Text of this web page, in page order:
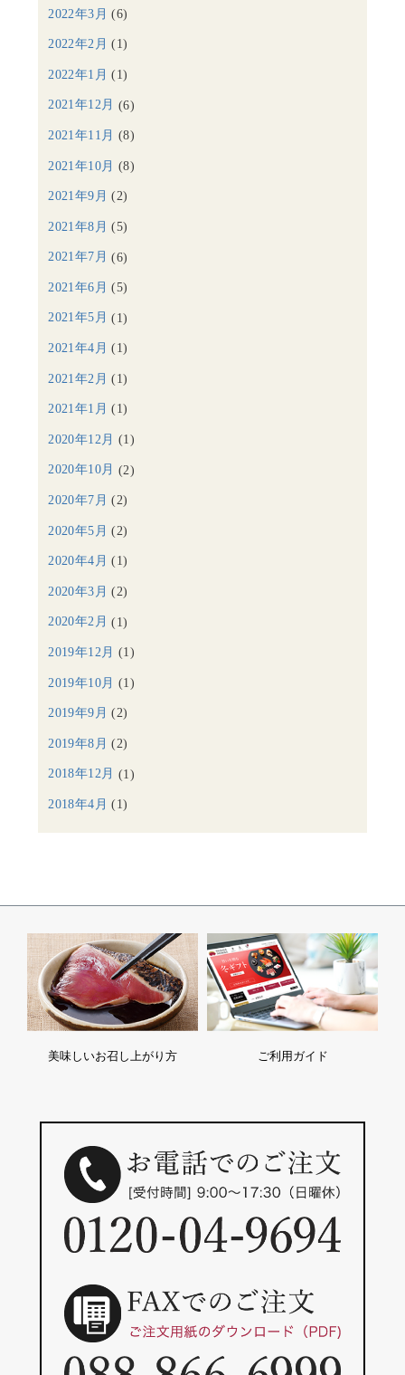
2022年3月 (6)
2022年2月 (1)
2022年1月 (1)
2021年12月 (6)
2021年11月 (8)
2021年10月 (8)
2021年9月 (2)
2021年8月 (5)
2021年7月 (6)
2021年6月 (5)
2021年5月 (1)
2021年4月 (1)
2021年2月 (1)
2021年1月 (1)
2020年12月 (1)
2020年10月 (2)
2020年7月 (2)
2020年5月 (2)
2020年4月 (1)
2020年3月 (2)
2020年2月 (1)
2019年12月 (1)
2019年10月 (1)
2019年9月 (2)
2019年8月 (2)
2018年12月 (1)
2018年4月 (1)
美味しいお召し上がり方 ご利用ガイド